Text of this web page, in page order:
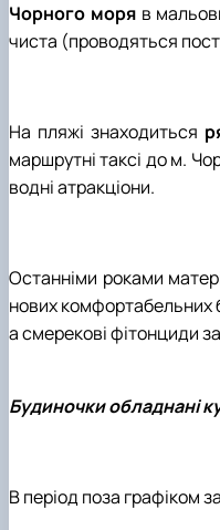
Чорного моряв
чиста (проводяться
На пляжі знаходиться
маршрутні таксі до м.
водні атракціони.
Останніми роками
нових комфортабельних
а смерекові фітонциди
Будиночки обладнані
В період поза графіком